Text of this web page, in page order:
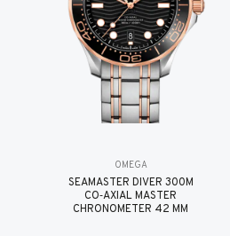
OMEGA
SEAMASTER DIVER 300M
CO‑AXIAL MASTER
CHRONOMETER 42 MM